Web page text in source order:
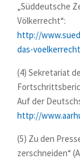
„Süddeutsche
Völkerrecht“:
http://
das-
(4) Sekretariat
Auf der
http://
(5) Zu den
zerschneiden“